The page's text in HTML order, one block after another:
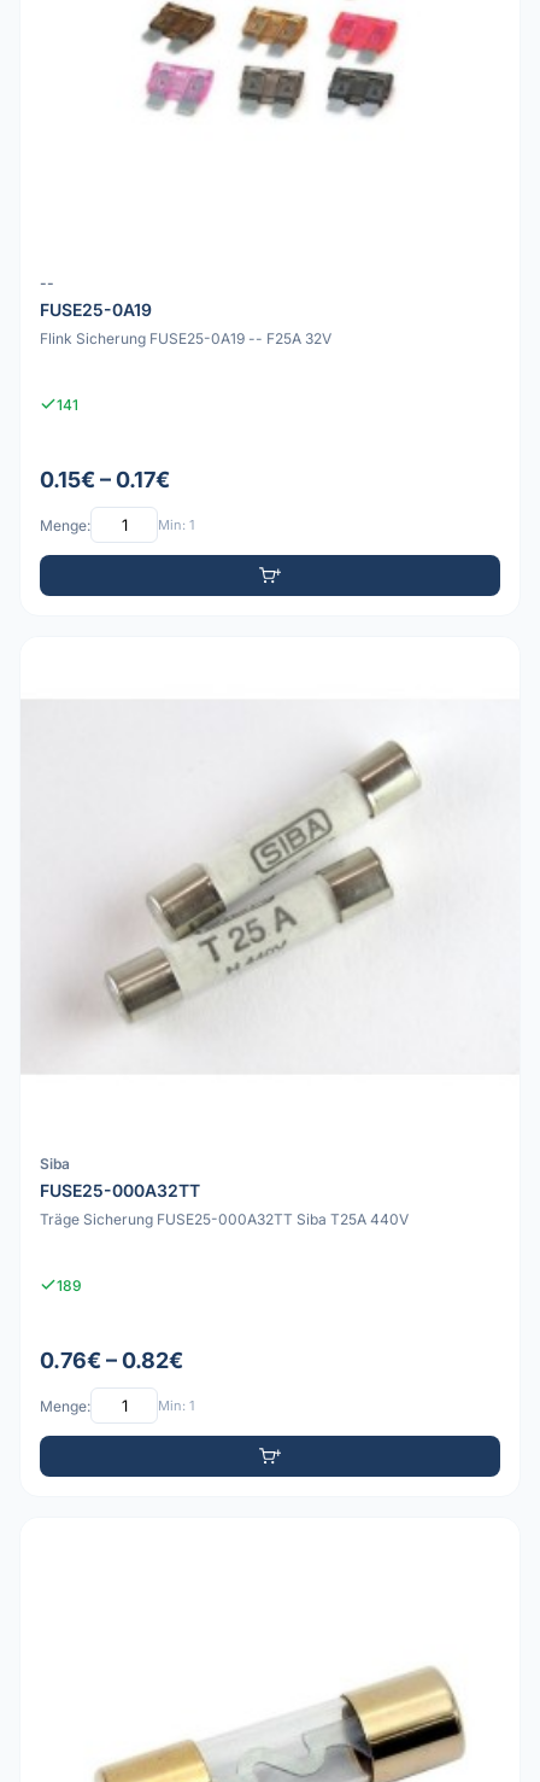
--
FUSE25-0A19
Flink Sicherung FUSE25-0A19 -- F25A 32V
141
0.15€ – 0.17€
Menge: Min: 1
Siba
FUSE25-000A32TT
Träge Sicherung FUSE25-000A32TT Siba T25A 440V
189
0.76€ – 0.82€
Menge: Min: 1